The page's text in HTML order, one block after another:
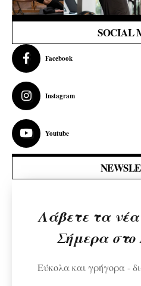
SOCIAL
Facebook
Instagram
Youtube
Λάβετε τα
Σήμερα στο
Εύκολα και γρήγορα -